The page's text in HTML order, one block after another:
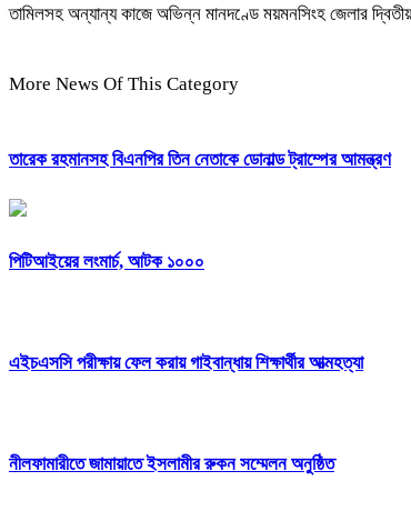
তামিলসহ অন্যান্য কাজে অভিন্ন মানদণ্ডে ময়মনসিংহ জেলার
More News Of This Category
তারেক রহমানসহ বিএনপির তিন নেতাকে ডোনাল্ড ট্রাম্পের আমন্ত্রণ
পিটিআইয়ের লংমার্চ, আটক ১০০০
এইচএসসি পরীক্ষায় ফেল করায় গাইবান্ধায় শিক্ষার্থীর আত্মহত্যা
নীলফামারীতে জামায়াতে ইসলামীর রুকন সম্মেলন অনুষ্ঠিত